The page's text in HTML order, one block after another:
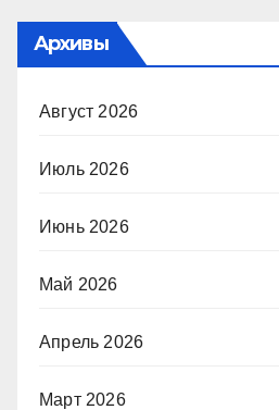
Архивы
Август 2026
Июль 2026
Июнь 2026
Май 2026
Апрель 2026
Март 2026